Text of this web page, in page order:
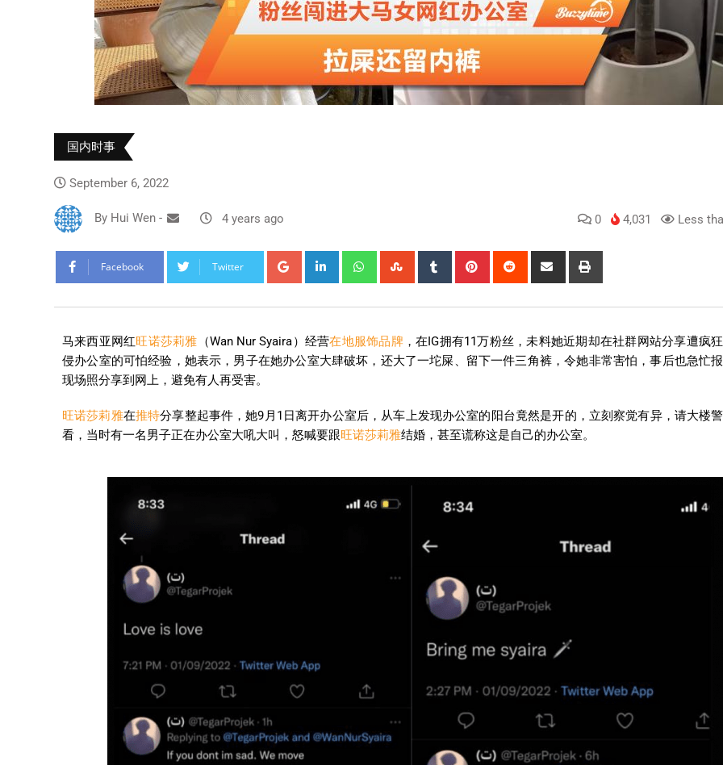
国内时事
September 6, 2022
By Hui Wen - 4 years ago 0 4,031 Less
Facebook Twitter
马来西亚网红旺诺莎莉雅 （Wan Nur Syaira）经营在地服饰品牌，在IG拥有11万粉丝，未料她近期却在社群网站分享遭疯
侵办公室的可怕经验，她表示，男子在她办公室大肆破坏，还大了一坨屎、留下一件三角裤，令她非常害怕，事后也急忙
现场照分享到网上，避免有人再受害。
旺诺莎莉雅在推特分享整起事件，她9月1日离开办公室后，从车上发现办公室的阳台竟然是开的，立刻察觉有异，请大楼
看，当时有一名男子正在办公室大吼大叫，怒喊要跟旺诺莎莉雅结婚，甚至谎称这是自己的办公室。